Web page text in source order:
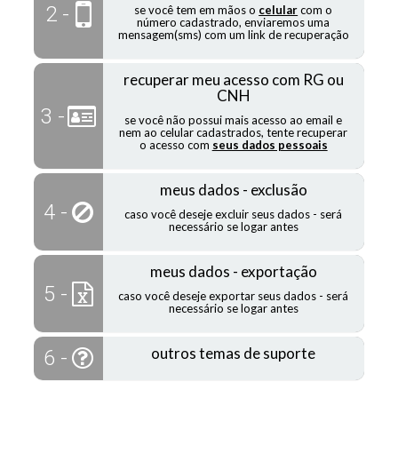
2 - se você tem em mãos o celularcom o
número cadastrado, enviaremos uma
mensagem(sms) com um link de recuperação
3 -
recuperar meu acesso com RG ou
CNH
se você não possui mais acesso ao email e
nem ao celular cadastrados, tente recuperar
o acesso com seus dados pessoais
4 -
meus dados - exclusão
caso você deseje excluir seus dados - será
necessário se logar antes
5 -
meus dados - exportação
caso você deseje exportar seus dados - será
necessário se logar antes
6 - outros temas de suporte